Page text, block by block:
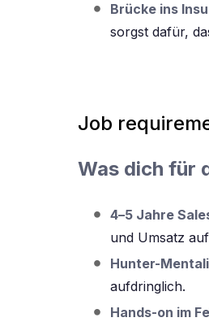
Brücke ins
sorgst dafür,
Job
Was dich für
4–5 Jahre
und Umsatz
Hunter-
aufdringlich.
Hands-on im